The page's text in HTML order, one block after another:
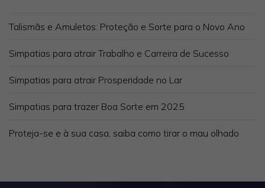
Talismãs e Amuletos: Proteção e Sorte para o Novo Ano
Simpatias para atrair Trabalho e Carreira de Sucesso
Simpatias para atrair Prosperidade no Lar
Simpatias para trazer Boa Sorte em 2025
Proteja-se e à sua casa, saiba como tirar o mau olhado